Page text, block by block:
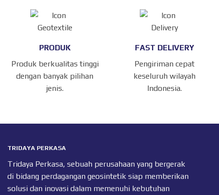
PRODUK
Produk berkualitas tinggi
dengan banyak pilihan
jenis.
FAST DELIVERY
Pengiriman cepat
keseluruh wilayah
Indonesia.
TRIDAYA PERKASA
Tridaya Perkasa, sebuah perusahaan yang bergerak
di bidang perdagangan geosintetik siap memberikan
solusi dan inovasi dalam memenuhi kebutuhan